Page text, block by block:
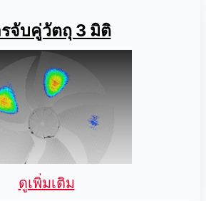
จับคู่วัตถุ 3 มิติ
ดูเพิ่มเติม